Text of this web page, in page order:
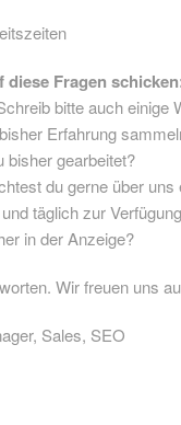
Fragen
bitte auch einige
Erfahrung
bisher gearbeitet?
du gerne über uns
täglich zur
in der Anzeige?
Wir freuen uns
Sales, SEO